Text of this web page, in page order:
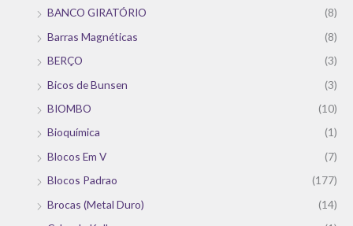
BANCO GIRATÓRIO
(8)
Barras Magnéticas
(8)
BERÇO
(3)
Bicos de Bunsen
(3)
BIOMBO
(10)
Bioquímica
(1)
Blocos Em V
(7)
Blocos Padrao
(177)
Brocas (Metal Duro)
(14)